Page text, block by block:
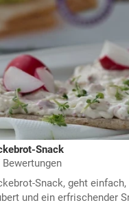
Snack
Bewertungen
Snack, geht
und ein erfrischender